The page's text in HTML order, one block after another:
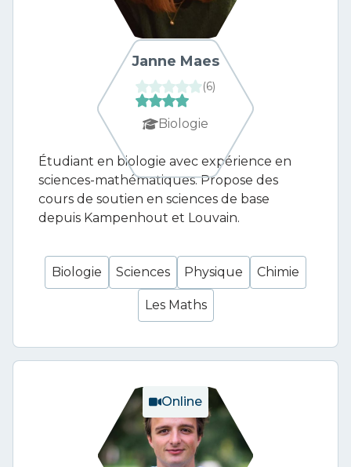
Janne Maes
(6)
Biologie
Étudiant en biologie avec expérience en
sciences-mathématiques. Propose des
cours de soutien en sciences de base
depuis Kampenhout et Louvain.
Biologie Sciences Physique Chimie
Les Maths
Online